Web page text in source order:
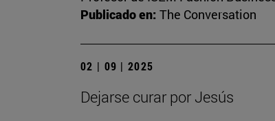
Publicado en: The Conversation
02 | 09 | 2025
Dejarse curar por Jesús